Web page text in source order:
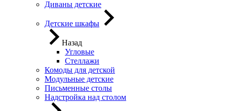
Диваны детские
Детские шкафы
Назад
Угловые
Стеллажи
Комоды для детской
Модульные детские
Письменные столы
Надстройка над столом